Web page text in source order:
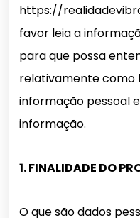
https://
favor leia a
para que possa
relativamente como
informação pessoal
informação.
1. FINALIDADE DO
O que são dados